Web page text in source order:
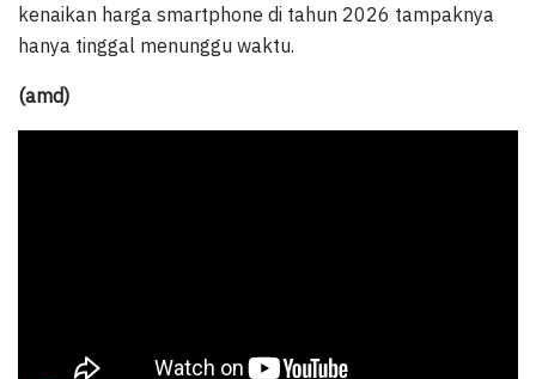
kenaikan harga smartphone di tahun 2026 tampaknya
hanya tinggal menunggu waktu.
(amd)